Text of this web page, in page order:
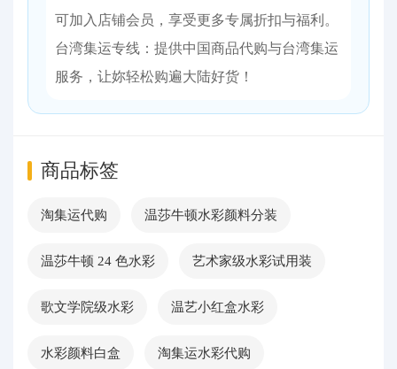
可加入店铺会员，享受更多专属折扣与福利。​
台湾集运专线：提供中国商品代购与台湾集运
服务，让妳轻松购遍大陆好货！
商品标签
淘集运代购 温莎牛顿水彩颜料分装
温莎牛顿 24 色水彩 艺术家级水彩试用装
歌文学院级水彩 温艺小红盒水彩
水彩颜料白盒 淘集运水彩代购